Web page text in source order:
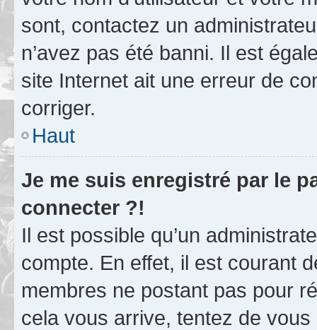
sont, contactez un
n’avez pas été banni. Il est
site Internet ait une erreur de
corriger.
Haut
Je me suis enregistré par le
connecter ?!
Il est possible qu’un
compte. En effet, il est courant
membres ne postant pas pour
cela vous arrive, tentez de